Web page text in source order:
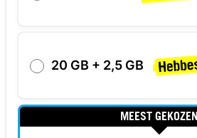
20 GB + 2,5 GB
MEEST GEKOZEN